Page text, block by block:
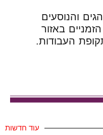
והנוסעים
באזור
העבודות.
עוד חדשות